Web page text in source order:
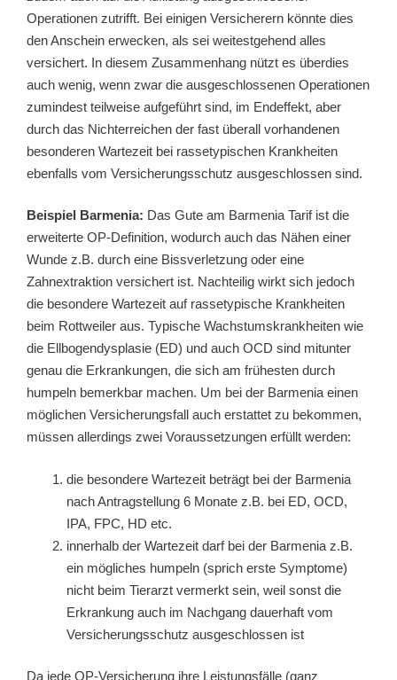
Operationen zutrifft. Bei einigen Versicherern könnte dies
den Anschein erwecken, als sei weitestgehend alles
versichert. In diesem Zusammenhang nützt es überdies
auch wenig, wenn zwar die ausgeschlossenen Operationen
zumindest teilweise aufgeführt sind, im Endeffekt, aber
durch das Nichterreichen der fast überall vorhandenen
besonderen Wartezeit bei rassetypischen Krankheiten
ebenfalls vom Versicherungsschutz ausgeschlossen sind.
Beispiel Barmenia: Das Gute am Barmenia Tarif ist die
erweiterte OP-Definition, wodurch auch das Nähen einer
Wunde z.B. durch eine Bissverletzung oder eine
Zahnextraktion versichert ist. Nachteilig wirkt sich jedoch
die besondere Wartezeit auf rassetypische Krankheiten
beim Rottweiler aus. Typische Wachstumskrankheiten wie
die Ellbogendysplasie (ED) und auch OCD sind mitunter
genau die Erkrankungen, die sich am frühesten durch
humpeln bemerkbar machen. Um bei der Barmenia einen
möglichen Versicherungsfall auch erstattet zu bekommen,
müssen allerdings zwei Voraussetzungen erfüllt werden:
die besondere Wartezeit beträgt bei der Barmenia
nach Antragstellung 6 Monate z.B. bei ED, OCD,
IPA, FPC, HD etc.
innerhalb der Wartezeit darf bei der Barmenia z.B.
ein mögliches humpeln (sprich erste Symptome)
nicht beim Tierarzt vermerkt sein, weil sonst die
Erkrankung auch im Nachgang dauerhaft vom
Versicherungsschutz ausgeschlossen ist
Da jede OP-Versicherung ihre Leistungsfälle (ganz